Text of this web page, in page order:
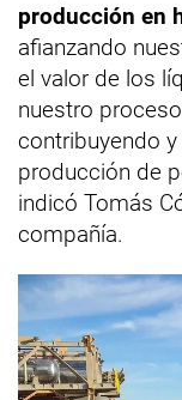
producción en
afianzando
el valor de los
nuestro
contribuyendo
producción de
indicó Tomás
compañía.